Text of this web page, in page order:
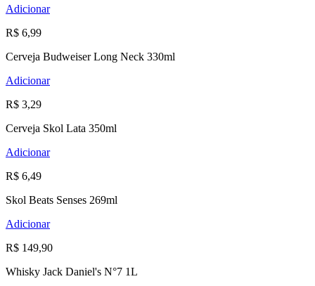
Adicionar
R$ 6,99
Cerveja Budweiser Long Neck 330ml
Adicionar
R$ 3,29
Cerveja Skol Lata 350ml
Adicionar
R$ 6,49
Skol Beats Senses 269ml
Adicionar
R$ 149,90
Whisky Jack Daniel's N°7 1L